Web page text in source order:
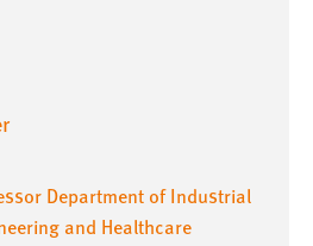
and Healthcare